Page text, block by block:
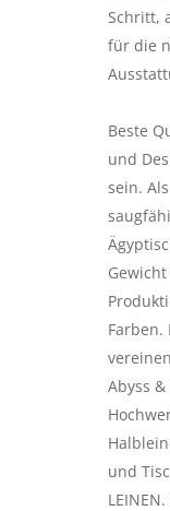
Schritt,
für die
Beste
und
sein.
Farben.
Abyss
und